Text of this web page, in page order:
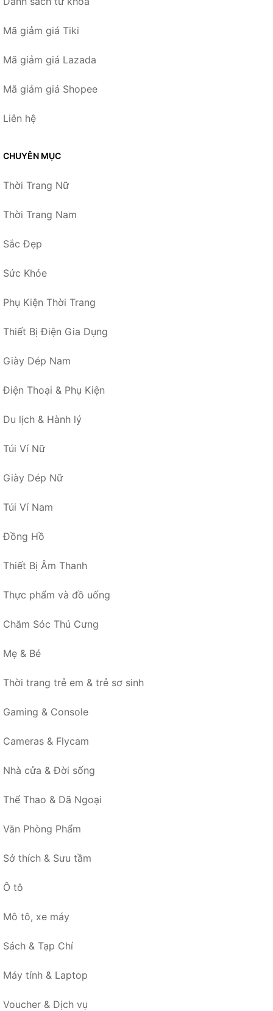
Mã giảm giá Tiki
Mã giảm giá Lazada
Mã giảm giá Shopee
Liên hệ
CHUYÊN MỤC
Thời Trang Nữ
Thời Trang Nam
Sắc Đẹp
Sức Khỏe
Phụ Kiện Thời Trang
Thiết Bị Điện Gia Dụng
Giày Dép Nam
Điện Thoại & Phụ Kiện
Du lịch & Hành lý
Túi Ví Nữ
Giày Dép Nữ
Túi Ví Nam
Đồng Hồ
Thiết Bị Âm Thanh
Thực phẩm và đồ uống
Chăm Sóc Thú Cưng
Mẹ & Bé
Thời trang trẻ em & trẻ sơ sinh
Gaming & Console
Cameras & Flycam
Nhà cửa & Đời sống
Thể Thao & Dã Ngoại
Văn Phòng Phẩm
Sở thích & Sưu tầm
Ô tô
Mô tô, xe máy
Sách & Tạp Chí
Máy tính & Laptop
Voucher & Dịch vụ